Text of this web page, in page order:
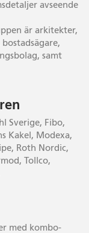
avseende
är arkitekter,
samt
Sverige, Fibo,
Kakel, Modexa,
Roth Nordic,
Tollco,
med kombo-